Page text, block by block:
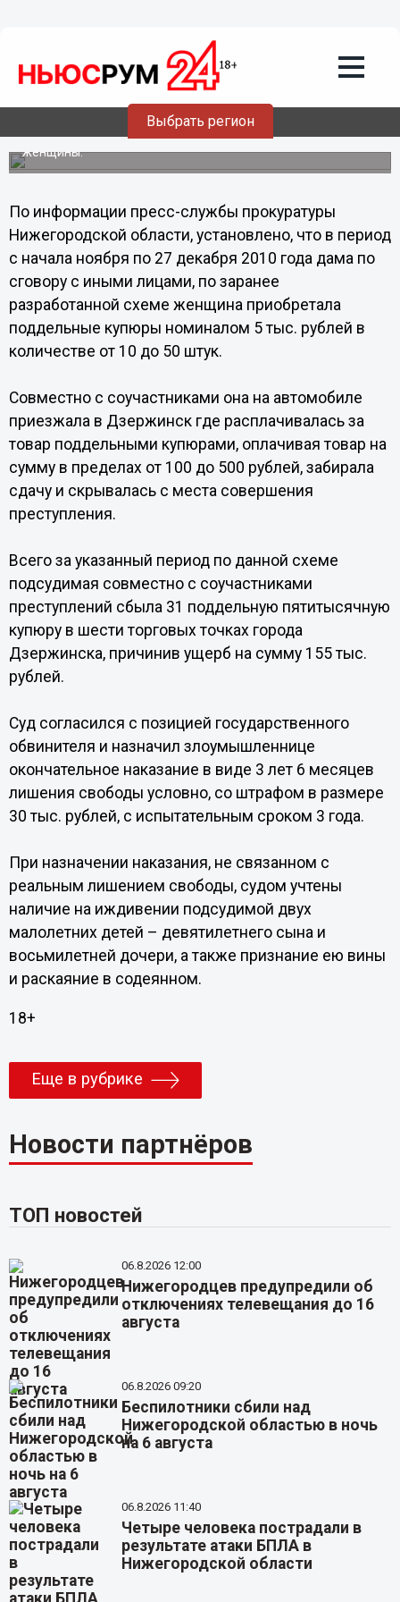
Выбрать регион
23.07.201306:58
Рязанка сбывала поддельные купюры
в Нижегородской области
В Дзержинске вынесен приговор в отношении 47-летней
женщины.
По информации пресс-службы прокуратуры
Нижегородской области, установлено, что в период
с начала ноября по 27 декабря 2010 года дама по
сговору с иными лицами, по заранее
разработанной схеме женщина приобретала
поддельные купюры номиналом 5 тыс. рублей в
количестве от 10 до 50 штук.
Совместно с соучастниками она на автомобиле
приезжала в Дзержинск где расплачивалась за
товар поддельными купюрами, оплачивая товар на
сумму в пределах от 100 до 500 рублей, забирала
сдачу и скрывалась с места совершения
преступления.
Всего за указанный период по данной схеме
подсудимая совместно с соучастниками
преступлений сбыла 31 поддельную пятитысячную
купюру в шести торговых точках города
Дзержинска, причинив ущерб на сумму 155 тыс.
рублей.
Суд согласился с позицией государственного
обвинителя и назначил злоумышленнице
окончательное наказание в виде 3 лет 6 месяцев
лишения свободы условно, со штрафом в размере
30 тыс. рублей, с испытательным сроком 3 года.
При назначении наказания, не связанном с
реальным лишением свободы, судом учтены
наличие на иждивении подсудимой двух
малолетних детей – девятилетнего сына и
восьмилетней дочери, а также признание ею вины
и раскаяние в содеянном.
18+
Еще в рубрике
Новости партнёров
ТОП новостей
06.8.2026 12:00
Нижегородцев предупредили об
отключениях телевещания до 16
августа
06.8.2026 09:20
Беспилотники сбили над
Нижегородской областью в ночь
на 6 августа
06.8.2026 11:40
Четыре человека пострадали в
результате атаки БПЛА в
Нижегородской области